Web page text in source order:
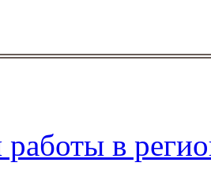
работы в